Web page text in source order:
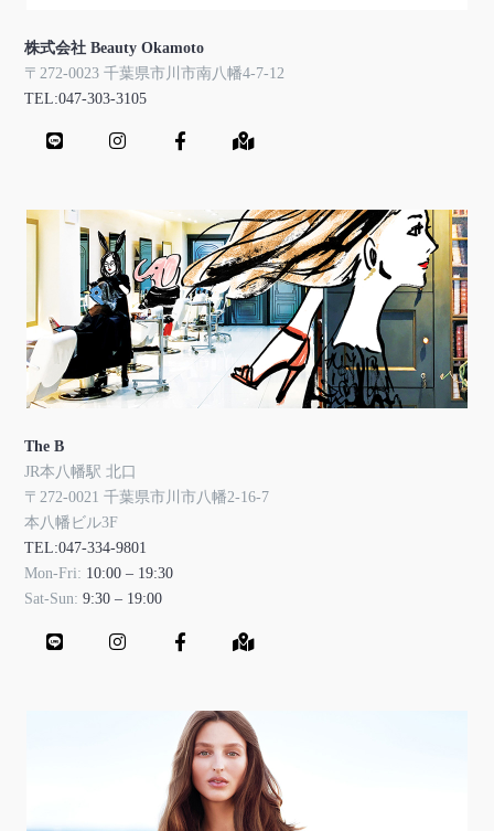
株式会社 Beauty Okamoto
〒272-0023 千葉県市川市南八幡4-7-12
TEL:047-303-3105
The B
JR本八幡駅 北口
〒272-0021 千葉県市川市八幡2-16-7
本八幡ビル3F
TEL:047-334-9801
Mon-Fri: 10:00 – 19:30
Sat-Sun:9:30 – 19:00